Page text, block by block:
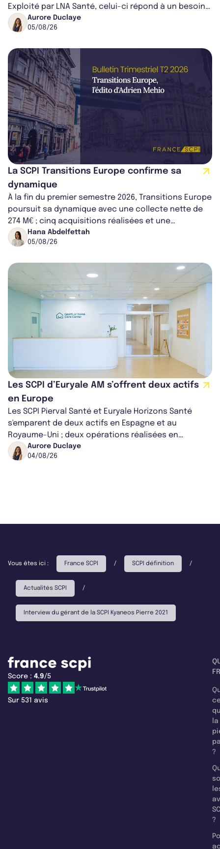
Exploité par LNA Santé, celui-ci répond à un besoin
médical croissant, qui s...
Aurore Duclaye
05/08/26
La SCPI Transitions Europe confirme sa
dynamique
À la fin du premier semestre 2026, Transitions Europe
poursuit sa dynamique avec une collecte nette de
274 M€ ; cinq acquisitions réalisées et une
capitalisation portée à 1,38 Md€....
Hana Abdelfettah
05/08/26
Les SCPI d’Euryale AM s’offrent deux actifs
en Europe
Les SCPI Pierval Santé et Euryale Horizons Santé
s'emparent de deux actifs en Espagne et au
Royaume-Uni ; deux opérations réalisées en
partenariat. Ces co-acquisitions permettent a...
Aurore Duclaye
04/08/26
Vous êtes ici : France SCPI / SCPI définition /
Actualités SCPI /
Interview du gérant de la SCPI Kyaneos Pierre 2021
Score : 4.9/5
Sur 531 avis
la
?
?